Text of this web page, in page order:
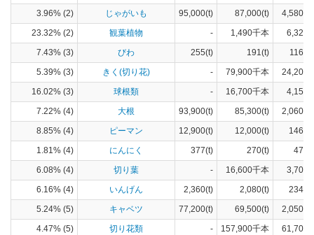
3.96% (2)
じゃがいも 95,000(t) 87,000(t)
23.32% (2)
観葉植物 - 1,490千本
7.43% (3)
びわ 255(t) 191(t)
5.39% (3)
きく(切り花) - 79,900千本
16.02% (3)
球根類 - 16,700千本
7.22% (4)
大根 93,900(t) 85,300(t)
8.85% (4)
ピーマン 12,900(t) 12,000(t)
1.81% (4)
にんにく 377(t) 270(t)
6.08% (4)
切り葉 - 16,600千本
6.16% (4)
いんげん 2,360(t) 2,080(t)
5.24% (5)
キャベツ 77,200(t) 69,500(t)
4.47% (5)
切り花類 - 157,900千本